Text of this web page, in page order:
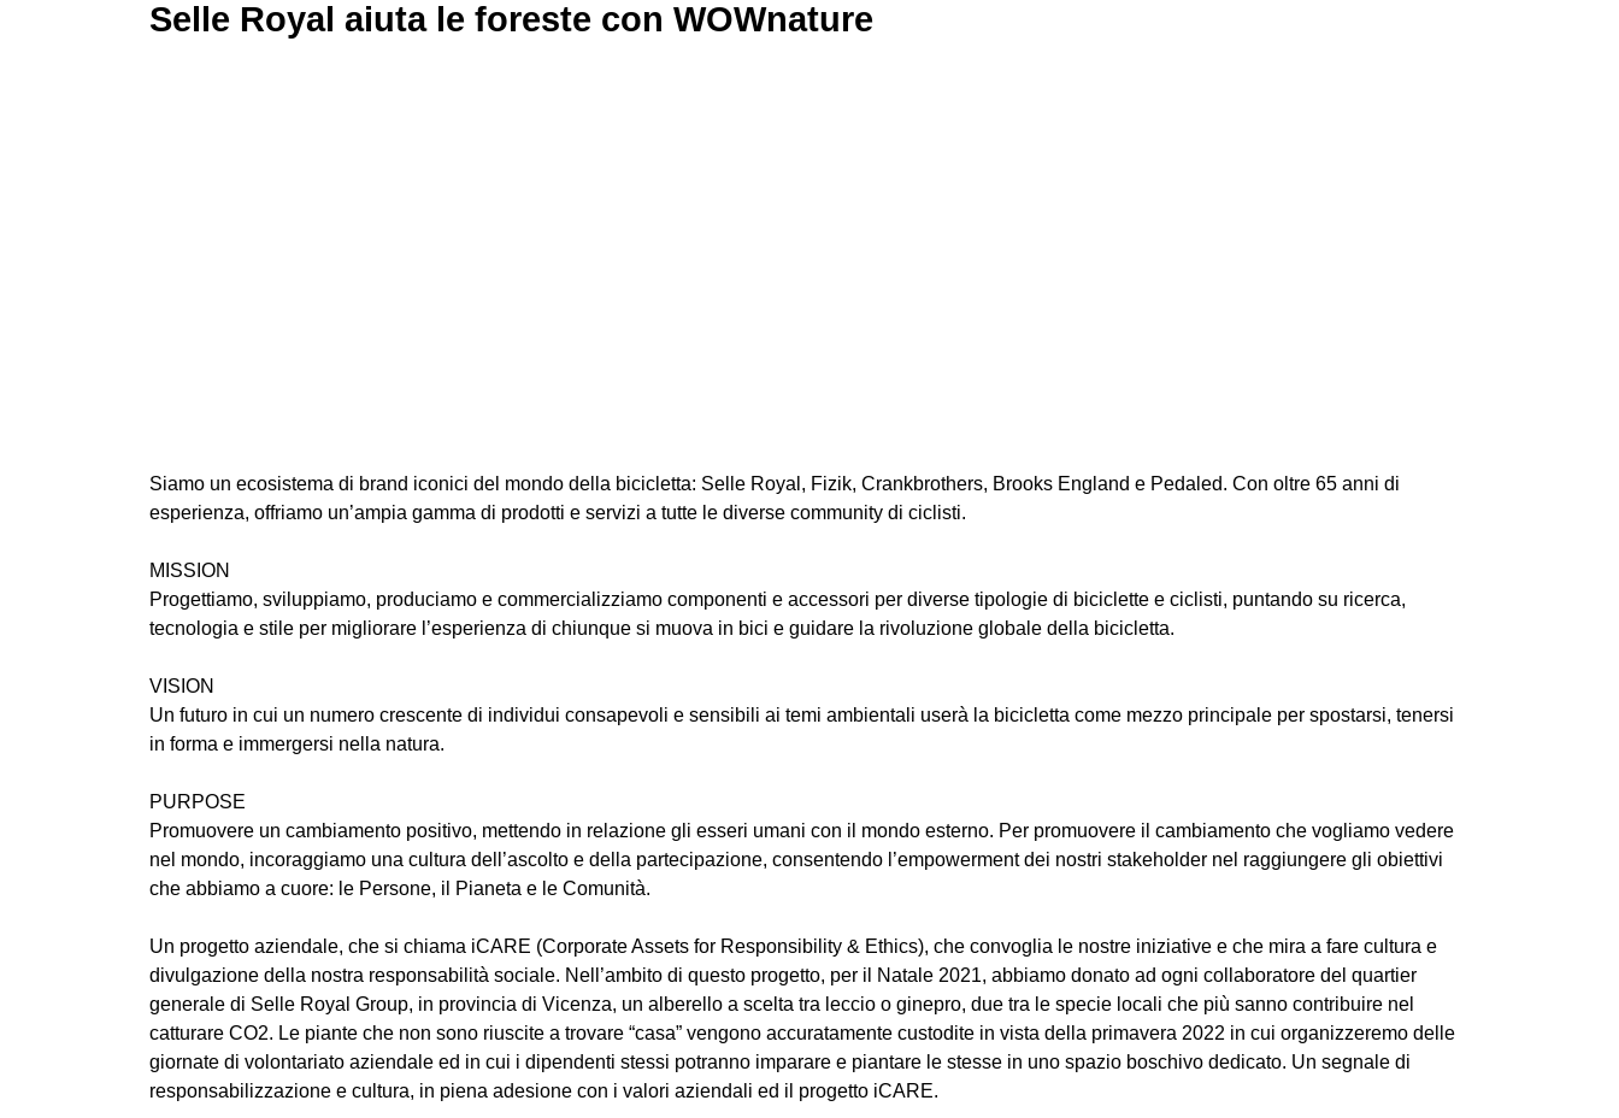
Selle Royal aiuta le foreste con WOWnature
Siamo un ecosistema di brand iconici del mondo della bicicletta: Selle Royal, Fizik, Crankbrothers, Brooks England e Pedaled. Con oltre 65 anni di
esperienza, offriamo un’ampia gamma di prodotti e servizi a tutte le diverse community di ciclisti.
MISSION
Progettiamo, sviluppiamo, produciamo e commercializziamo componenti e accessori per diverse tipologie di biciclette e ciclisti, puntando su ricerca,
tecnologia e stile per migliorare l’esperienza di chiunque si muova in bici e guidare la rivoluzione globale della bicicletta.
VISION
Un futuro in cui un numero crescente di individui consapevoli e sensibili ai temi ambientali userà la bicicletta come mezzo principale per spostarsi, tenersi
in forma e immergersi nella natura.
PURPOSE
Promuovere un cambiamento positivo, mettendo in relazione gli esseri umani con il mondo esterno. Per promuovere il cambiamento che vogliamo vedere
nel mondo, incoraggiamo una cultura dell’ascolto e della partecipazione, consentendo l’empowerment dei nostri stakeholder nel raggiungere gli obiettivi
che abbiamo a cuore: le Persone, il Pianeta e le Comunità.
Un progetto aziendale, che si chiama iCARE (Corporate Assets for Responsibility & Ethics), che convoglia le nostre iniziative e che mira a fare cultura e
divulgazione della nostra responsabilità sociale. Nell’ambito di questo progetto, per il Natale 2021, abbiamo donato ad ogni collaboratore del quartier
generale di Selle Royal Group, in provincia di Vicenza, un alberello a scelta tra leccio o ginepro, due tra le specie locali che più sanno contribuire nel
catturare CO2. Le piante che non sono riuscite a trovare “casa” vengono accuratamente custodite in vista della primavera 2022 in cui organizzeremo delle
giornate di volontariato aziendale ed in cui i dipendenti stessi potranno imparare e piantare le stesse in uno spazio boschivo dedicato. Un segnale di
responsabilizzazione e cultura, in piena adesione con i valori aziendali ed il progetto iCARE.